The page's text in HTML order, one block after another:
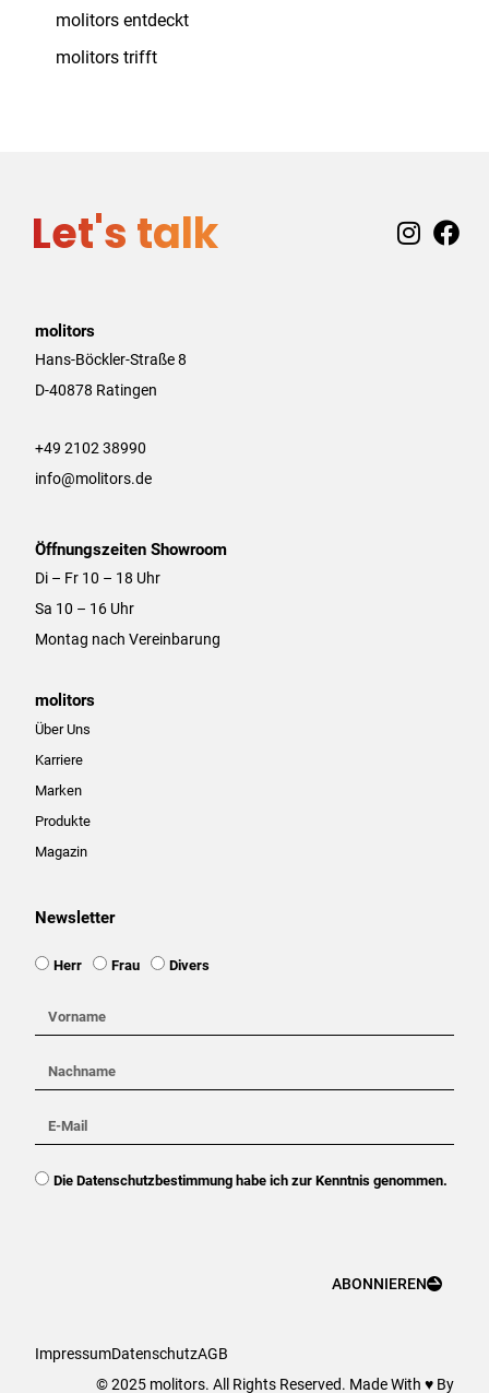
molitors entdeckt
molitors trifft
Let's talk
I
F
molitors
Hans-Böckler-Straße 8
D-40878 Ratingen
+49 2102 38990
info@molitors.de
Öffnungszeiten Showroom
Di – Fr 10 – 18 Uhr
Sa 10 – 16 Uhr
Montag nach Vereinbarung
molitors
Über Uns
Karriere
Marken
Produkte
Magazin
Newsletter
Ansprache
Herr Frau Divers
Vorname
Nachname
DSGVO
Die Datenschutzbestimmung habe ich zur Kenntnis genommen.
ABONNIEREN
ImpressumDatenschutzAGB
© 2025 molitors. All Rights Reserved. Made With ♥ By